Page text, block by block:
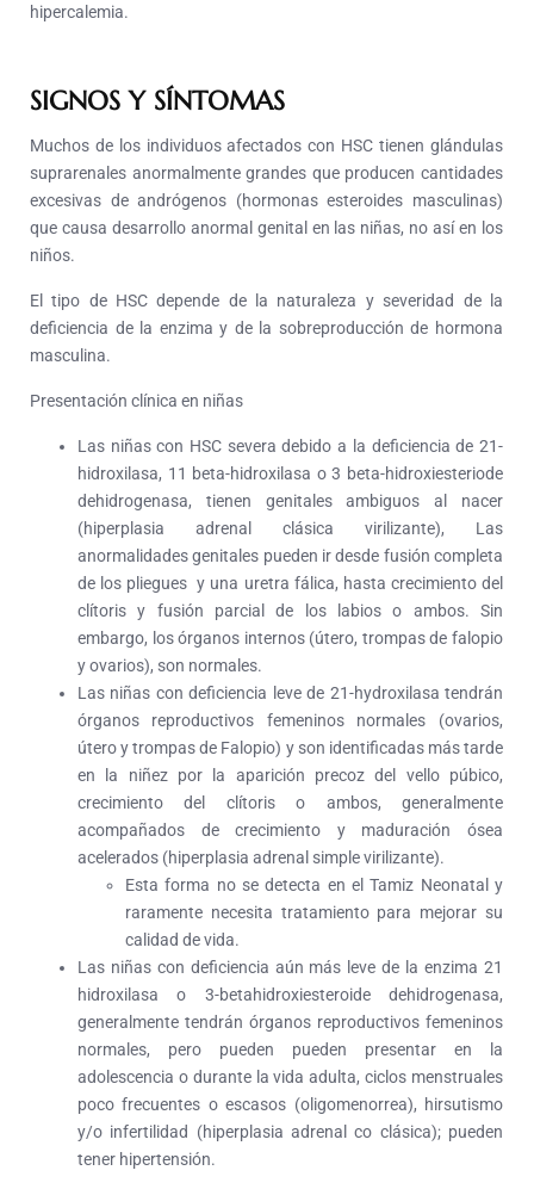
hipercalemia.
SIGNOS Y SÍNTOMAS
Muchos de los individuos afectados con HSC tienen glándulas
suprarenales anormalmente grandes que producen cantidades
excesivas de andrógenos (hormonas esteroides masculinas)
que causa desarrollo anormal genital en las niñas, no así en los
niños.
El tipo de HSC depende de la naturaleza y severidad de la
deficiencia de la enzima y de la sobreproducción de hormona
masculina.
Presentación clínica en niñas
Las niñas con HSC severa debido a la deficiencia de 21-
hidroxilasa, 11 beta-hidroxilasa o 3 beta-hidroxiesteriode
dehidrogenasa, tienen genitales ambiguos al nacer
(hiperplasia adrenal clásica virilizante), Las
anormalidades genitales pueden ir desde fusión completa
de los pliegues y una uretra fálica, hasta crecimiento del
clítoris y fusión parcial de los labios o ambos. Sin
embargo, los órganos internos (útero, trompas de falopio
y ovarios), son normales.
Las niñas con deficiencia leve de 21-hydroxilasa tendrán
órganos reproductivos femeninos normales (ovarios,
útero y trompas de Falopio) y son identificadas más tarde
en la niñez por la aparición precoz del vello púbico,
crecimiento del clítoris o ambos, generalmente
acompañados de crecimiento y maduración ósea
acelerados (hiperplasia adrenal simple virilizante).
Esta forma no se detecta en el Tamiz Neonatal y
raramente necesita tratamiento para mejorar su
calidad de vida.
Las niñas con deficiencia aún más leve de la enzima 21
hidroxilasa o 3-betahidroxiesteroide dehidrogenasa,
generalmente tendrán órganos reproductivos femeninos
normales, pero pueden pueden presentar en la
adolescencia o durante la vida adulta, ciclos menstruales
poco frecuentes o escasos (oligomenorrea), hirsutismo
y/o infertilidad (hiperplasia adrenal co clásica); pueden
tener hipertensión.